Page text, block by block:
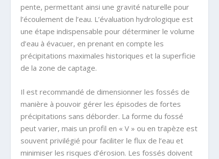
pente, permettant ainsi une gravité naturelle pour
l’écoulement de l’eau. L’évaluation hydrologique est
une étape indispensable pour déterminer le volume
d’eau à évacuer, en prenant en compte les
précipitations maximales historiques et la superficie
de la zone de captage.
Il est recommandé de dimensionner les fossés de
manière à pouvoir gérer les épisodes de fortes
précipitations sans déborder. La forme du fossé
peut varier, mais un profil en « V » ou en trapèze est
souvent privilégié pour faciliter le flux de l’eau et
minimiser les risques d’érosion. Les fossés doivent